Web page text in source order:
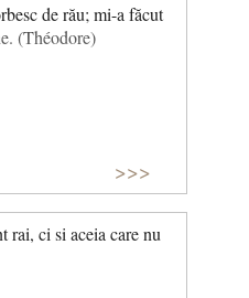
de rău; mi-a făcut
(Théodore)
>>>
rai, ci si aceia care nu